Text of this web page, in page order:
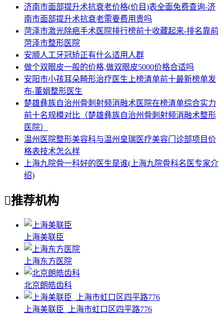
济南市面部提升术抗衰老价格(价目)表全面免费查询-济
南市面部提升术抗衰老需要费用贵吗
菏泽市激光除疤手术医院排行榜前十收藏起来-排名靠前
菏泽市整形医院
安顺人工牙冠矫正有什么适用人群
做个双眼皮一般的价格,做双眼皮5000价格合适吗
安阳市小孩耳朵畸形治疗医生上榜清单前十最新榜单发
布-董娟整形医生
楚雄彝族自治州骨刺射频消融术医院在榜清单综合实力
前十名规模对比（楚雄彝族自治州骨刺射频消融术整形
医院）
温州医院整形美容科与温州皇瑞医疗美容门诊部项目价
格表技术怎么样
上海九院骨一科好的医生是谁(上海九院骨科名医专家介
绍)
推荐机构
上海美联臣
上海东方医院
北京朗皓齿科
上海美联臣_上海市虹口区四平路776